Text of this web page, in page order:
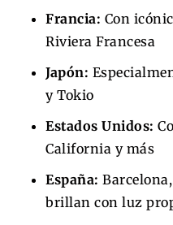
Francia: Con
Riviera Francesa
Japón:
y Tokio
Estados Unidos:
California y más
España:
brillan con luz